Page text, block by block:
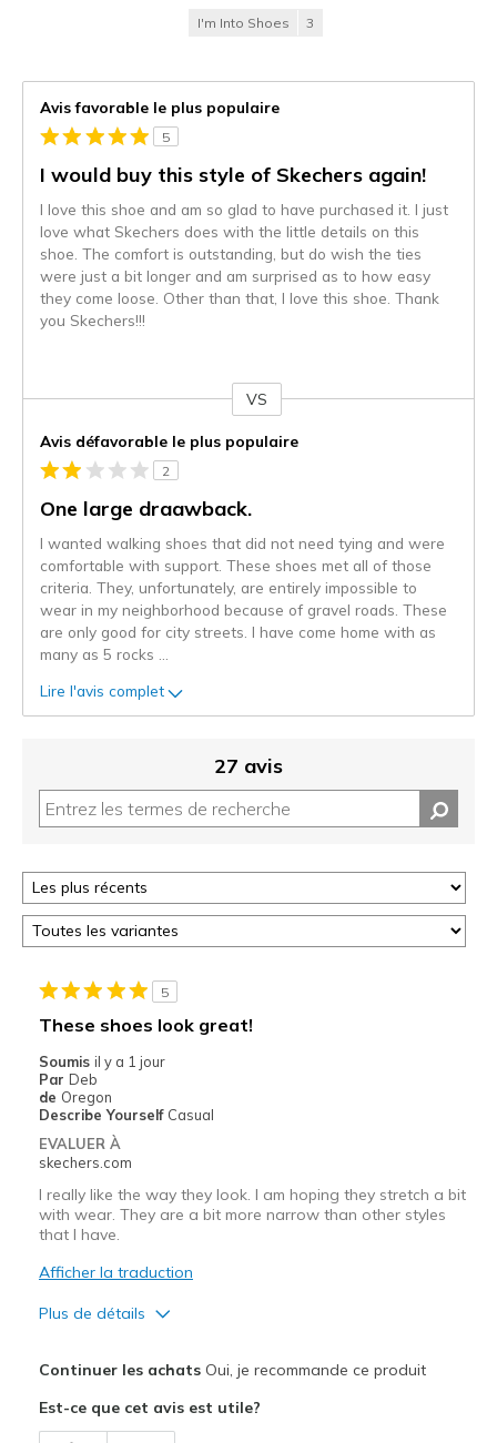
I'm Into Shoes 3
Avis favorable le plus populaire
5
I would buy this style of Skechers again!
I love this shoe and am so glad to have purchased it. I just
love what Skechers does with the little details on this
shoe. The comfort is outstanding, but do wish the ties
were just a bit longer and am surprised as to how easy
they come loose. Other than that, I love this shoe. Thank
you Skechers!!!
projecteur
sur
les
VS
Avis défavorable le plus populaire
2
One large draawback.
I wanted walking shoes that did not need tying and were
comfortable with support. These shoes met all of those
criteria. They, unfortunately, are entirely impossible to
wear in my neighborhood because of gravel roads. These
are only good for city streets. I have come home with as
many as 5 rocks
Lire l'avis complet
27 avis
5
These shoes look great!
Soumis il y a 1 jour
Par Deb
de Oregon
Describe Yourself Casual
EVALUER À
skechers.com
I really like the way they look. I am hoping they stretch a bit
with wear. They are a bit more narrow than other styles
that I have.
Afficher la traduction
Plus de détails
Le contre
Continuer les achatsOui, je recommande ce produit
Est-ce que cet avis est utile?